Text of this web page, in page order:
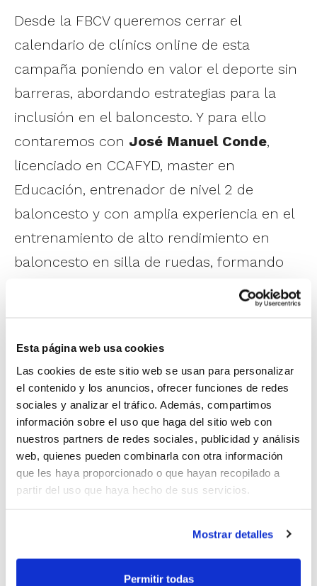
Esta página web usa cookies
Las cookies de este sitio web se usan para personalizar
el contenido y los anuncios, ofrecer funciones de redes
sociales y analizar el tráfico. Además, compartimos
información sobre el uso que haga del sitio web con
nuestros partners de redes sociales, publicidad y análisis
web, quienes pueden combinarla con otra información
que les haya proporcionado o que hayan recopilado a
partir del uso que haya hecho de sus servicios.
Mostrar detalles
Permitir todas
Desde la FBCV queremos cerrar el
calendario de clínics online de esta
campaña poniendo en valor el deporte sin
barreras, abordando estrategias para la
inclusión en el baloncesto. Y para ello
contaremos con José Manuel Conde,
licenciado en CCAFYD, master en
Educación, entrenador de nivel 2 de
baloncesto y con amplia experiencia en el
entrenamiento de alto rendimiento en
baloncesto en silla de ruedas, formando
parte como jugador de grandes equipos en
BSR a nivel europeo y mundial como
trabaja como entrenador de la Fundación
Real Madrid en proyectos de diversidad
funcional y escuelas sociodeportivas.
Además, es entrenador de la selección
absoluta de baloncesto en BSR y cuenta
con un palmarés muy grande de títulos a
como la Champions, Copa del Rey…